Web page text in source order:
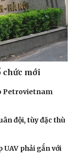
chức mới
Petrovietnam
đội, tùy đặc thù
phải gắn với